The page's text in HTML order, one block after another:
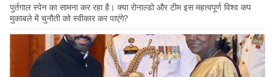
पुर्तगाल स्पेन का सामना कर रहा है। क्या रोनाल्डो और टीम इस महत्वपूर्ण विश्व कप
मुकाबले में चुनौती को स्वीकार कर पाएंगे?